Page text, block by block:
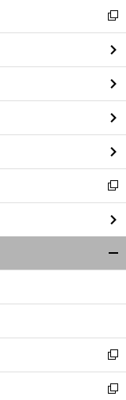
前
へ
閉
る
新
し
い
ウ
ィ
ン
ド
ウ
で
開
く
新
し
い
ウ
ィ
ン
ウ
開
く
新
し
い
新